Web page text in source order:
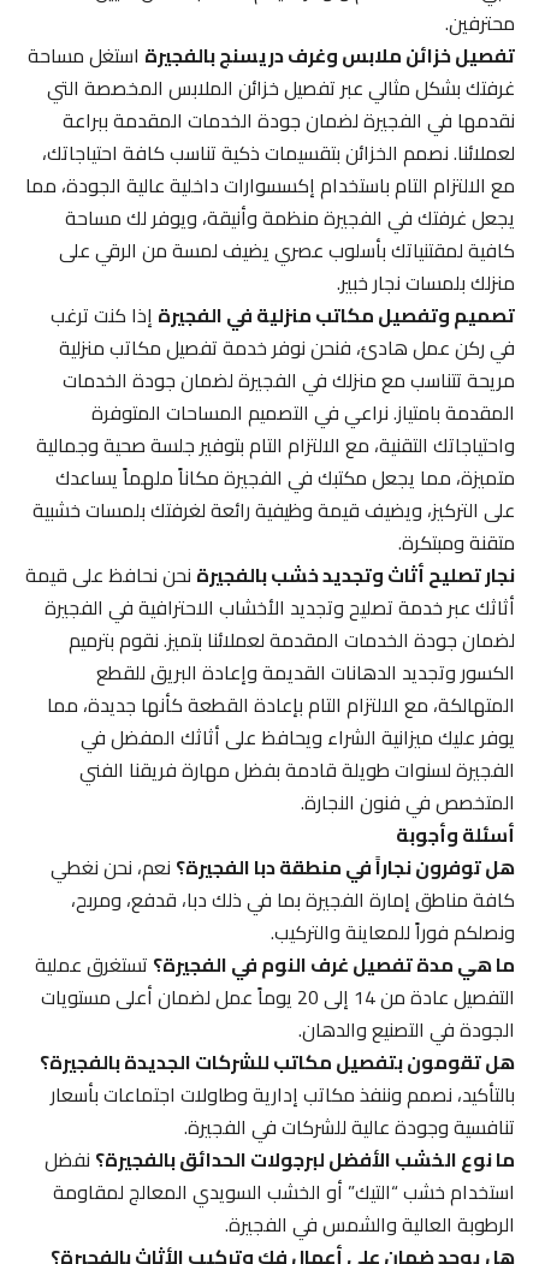
محترفين.
تفصيل خزائن ملابس وغرف دريسنج بالفجيرةاستغل مساحة
غرفتك بشكل مثالي عبر تفصيل خزائن الملابس المخصصة التي
نقدمها في الفجيرة لضمان جودة الخدمات المقدمة ببراعة
لعملائنا. نصمم الخزائن بتقسيمات ذكية تناسب كافة احتياجاتك،
مع الالتزام التام باستخدام إكسسوارات داخلية عالية الجودة، مما
يجعل غرفتك في الفجيرة منظمة وأنيقة، ويوفر لك مساحة
كافية لمقتنياتك بأسلوب عصري يضيف لمسة من الرقي على
منزلك بلمسات نجار خبير.
تصميم وتفصيل مكاتب منزلية في الفجيرةإذا كنت ترغب
في ركن عمل هادئ، فنحن نوفر خدمة تفصيل مكاتب منزلية
مريحة تتناسب مع منزلك في الفجيرة لضمان جودة الخدمات
المقدمة بامتياز. نراعي في التصميم المساحات المتوفرة
واحتياجاتك التقنية، مع الالتزام التام بتوفير جلسة صحية وجمالية
متميزة، مما يجعل مكتبك في الفجيرة مكاناً ملهماً يساعدك
على التركيز، ويضيف قيمة وظيفية رائعة لغرفتك بلمسات خشبية
متقنة ومبتكرة.
نجار تصليح أثاث وتجديد خشب بالفجيرةنحن نحافظ على قيمة
أثاثك عبر خدمة تصليح وتجديد الأخشاب الاحترافية في الفجيرة
لضمان جودة الخدمات المقدمة لعملائنا بتميز. نقوم بترميم
الكسور وتجديد الدهانات القديمة وإعادة البريق للقطع
المتهالكة، مع الالتزام التام بإعادة القطعة كأنها جديدة، مما
يوفر عليك ميزانية الشراء ويحافظ على أثاثك المفضل في
الفجيرة لسنوات طويلة قادمة بفضل مهارة فريقنا الفني
المتخصص في فنون النجارة.
أسئلة وأجوبة
هل توفرون نجاراً في منطقة دبا الفجيرة؟نعم، نحن نغطي
كافة مناطق إمارة الفجيرة بما في ذلك دبا، قدفع، ومربح،
ونصلكم فوراً للمعاينة والتركيب.
ما هي مدة تفصيل غرف النوم في الفجيرة؟تستغرق عملية
التفصيل عادة من 14 إلى 20 يوماً عمل لضمان أعلى مستويات
الجودة في التصنيع والدهان.
هل تقومون بتفصيل مكاتب للشركات الجديدة بالفجيرة؟
بالتأكيد، نصمم وننفذ مكاتب إدارية وطاولات اجتماعات بأسعار
تنافسية وجودة عالية للشركات في الفجيرة.
ما نوع الخشب الأفضل لبرجولات الحدائق بالفجيرة؟نفضل
استخدام خشب “التيك” أو الخشب السويدي المعالج لمقاومة
الرطوبة العالية والشمس في الفجيرة.
هل يوجد ضمان على أعمال فك وتركيب الأثاث بالفجيرة؟